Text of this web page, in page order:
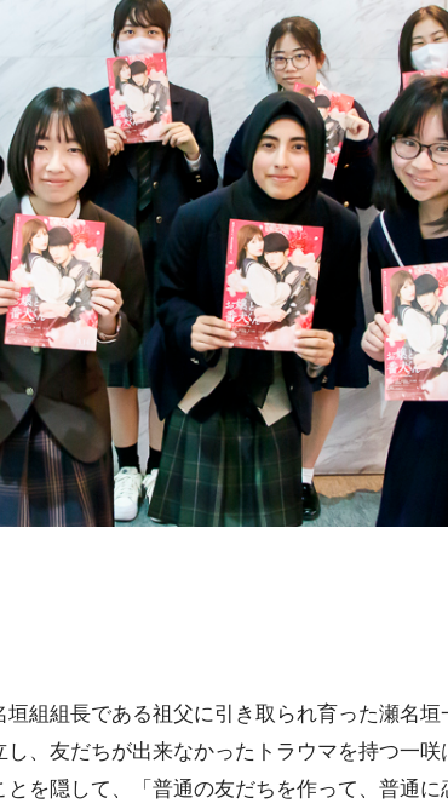
組組長である祖父に引き取られ育った瀬名垣
、友だちが出来なかったトラウマを持つ一咲
を隠して、「普通の友だちを作って、普通に